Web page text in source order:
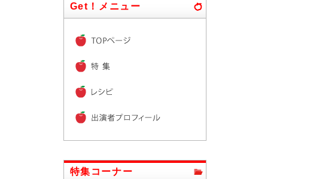
Get！メニュー
特集コーナー